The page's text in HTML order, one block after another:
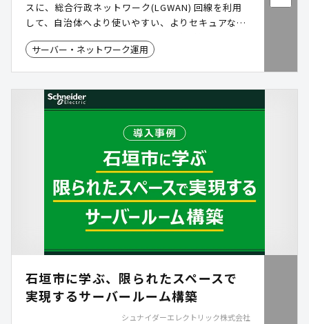
スに、総合行政ネットワーク(LGWAN) 回線を利用
して、自治体へより使いやすい、よりセキュアな
GIS(地理情報システム)サービスをご提供します。
サーバー・ネットワーク運用
石垣市に学ぶ、限られたスペースで
実現するサーバールーム構築
シュナイダーエレクトリック株式会社